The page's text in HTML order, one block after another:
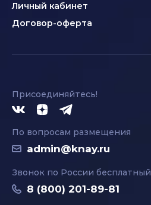
Личный кабинет
Договор-оферта
Присоединяйтесь!
По вопросам размещения
admin@knay.ru
Звонок по России бесплатный
8 (800) 201-89-81